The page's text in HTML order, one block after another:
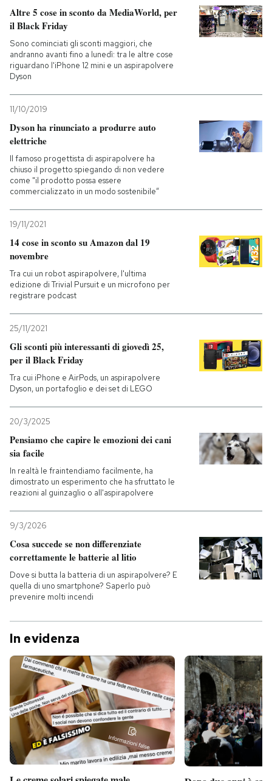
Altre 5 cose in sconto da MediaWorld, per
il Black Friday
Sono cominciati gli sconti maggiori, che
andranno avanti fino a lunedì: tra le altre cose
riguardano l'iPhone 12 mini e un aspirapolvere
Dyson
11/10/2019
Dyson ha rinunciato a produrre auto
elettriche
Il famoso progettista di aspirapolvere ha
chiuso il progetto spiegando di non vedere
come "il prodotto possa essere
commercializzato in un modo sostenibile”
19/11/2021
14 cose in sconto su Amazon dal 19
novembre
Tra cui un robot aspirapolvere, l'ultima
edizione di Trivial Pursuit e un microfono per
registrare podcast
25/11/2021
Gli sconti più interessanti di giovedì 25,
per il Black Friday
Tra cui iPhone e AirPods, un aspirapolvere
Dyson, un portafoglio e dei set di LEGO
20/3/2025
Pensiamo che capire le emozioni dei cani
sia facile
In realtà le fraintendiamo facilmente, ha
dimostrato un esperimento che ha sfruttato le
reazioni al guinzaglio o all'aspirapolvere
9/3/2026
Cosa succede se non differenziate
correttamente le batterie al litio
Dove si butta la batteria di un aspirapolvere? E
quella di uno smartphone? Saperlo può
prevenire molti incendi
In evidenza